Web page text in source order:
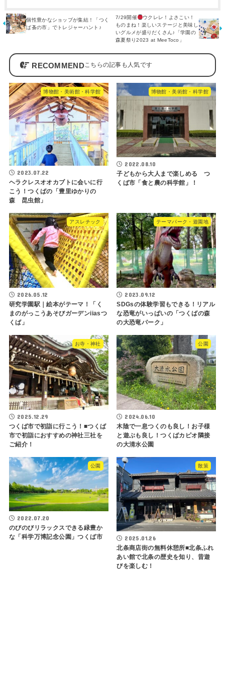
個性豊かなショップが集結！「つく
ば蚤の市」でトレジャーハント♪
7/29開催
ウクレレ！よさこい！
ものまね！楽しいステージと美味し
いグルメが盛りだくさん♪「学園の
森夏祭り2023 at MeeToco」
RECOMMEND
博物館・美術館・科学館
2023.07.22
ヘラクレスオオカブトに会いに行
こう！つくばの「豊里ゆかりの
森 昆虫館」
博物館・美術館・科学館
2022.08.10
子どもから大人まで楽しめる つ
くば市「食と農の科学館」！
アスレチック
2026.05.12
研究学園駅｜絵本がテーマ！「く
まのがっこうあそびガーデンiiasつ
くば」
テーマパーク・遊園地
2023.09.12
SDGsの体験学習もできる！リアル
な恐竜がいっぱいの「つくばの森
の大恐竜パーク」
お寺・神社
2025.12.29
つくば市で初詣に行こう！■つくば
市で初詣におすすめの神社三社を
ご紹介！
公園
2024.06.10
木陰で一息つくのも良し！お子様
と遊ぶも良し！つくばカピオ隣接
の大清水公園
公園
2022.07.20
のびのびリラックスできる緑豊か
な「科学万博記念公園」つくば市
散策
2025.01.26
北条商店街の無料休憩所■北条ふれ
あい館で北条の歴史を知り、昔遊
びを楽しむ！